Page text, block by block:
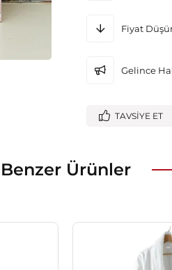
Fiyat
Gelince
TAVSIYE ET
Benzer Ürünler